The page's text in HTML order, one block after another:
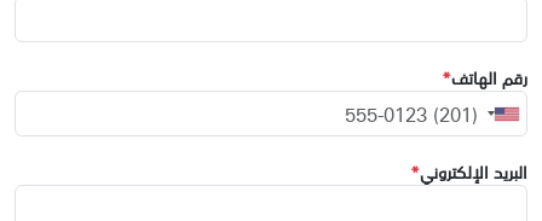
رقم الهاتف*
البريد الإلكتروني*